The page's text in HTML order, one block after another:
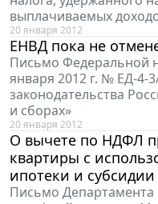
выплачиваемых
20 января 2012
ЕНВД пока не
Письмо Федеральной
января 2012 г. № ЕД-4-
законодательства
и сборах»
20 января 2012
О вычете по НДФЛ
квартиры с
ипотеки и субсидии
Письмо